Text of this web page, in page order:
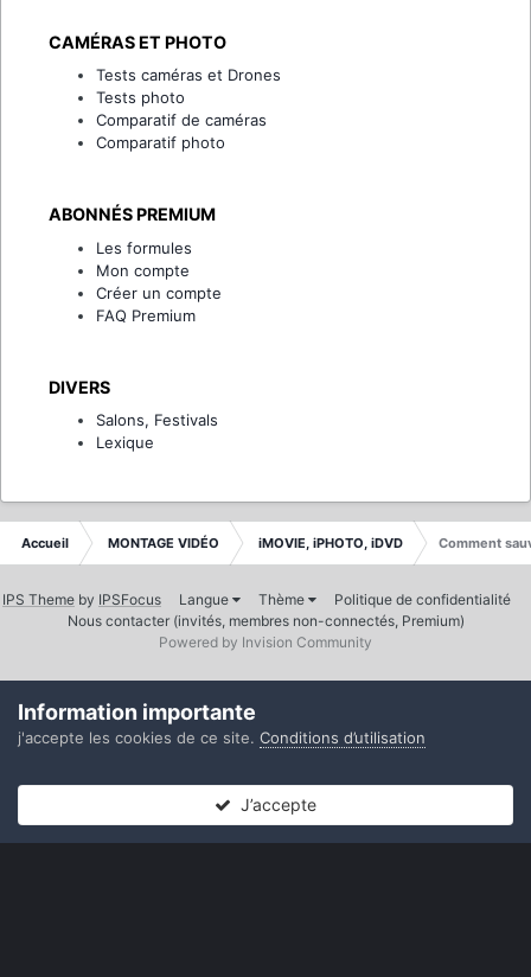
CAMÉRAS ET PHOTO
Tests caméras et Drones
Tests photo
Comparatif de caméras
Comparatif photo
ABONNÉS PREMIUM
Les formules
Mon compte
Créer un compte
FAQ Premium
DIVERS
Salons, Festivals
Lexique
Accueil MONTAGE VIDÉO iMOVIE, iPHOTO, iDVD Comment
IPS Theme by IPSFocus Langue Thème
Politique de confidentialité
Nous contacter (invités, membres non-connectés, Premium)
Powered by Invision Community
Information importante
j'accepte les cookies de ce site. Conditions d’utilisation
J’accepte